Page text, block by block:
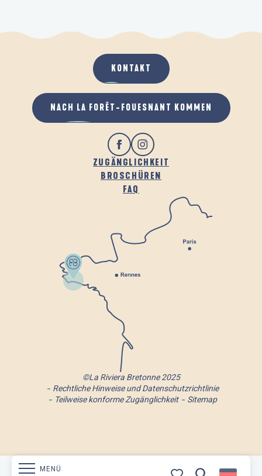
MENÜ
ZUGÄNGLICHKEIT
BROSCHÜREN
FAQ
KONTAKT
NACH LA FORÊT-FOUESNANT KOMMEN
©La Riviera Bretonne 2025
Rechtliche Hinweise und Datenschutzrichtlinie
Teilweise konforme Zugänglichkeit
Sitemap